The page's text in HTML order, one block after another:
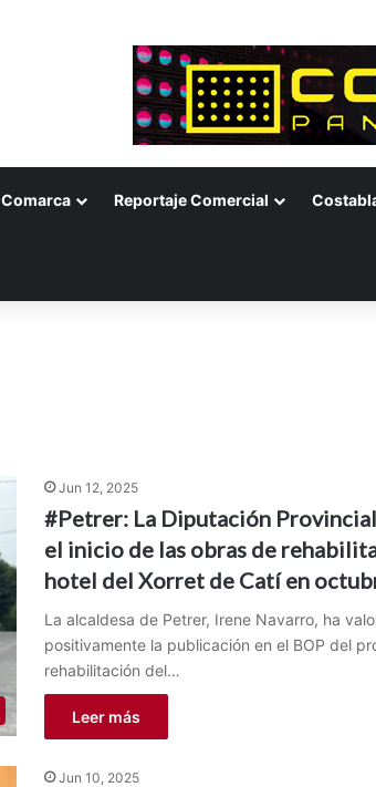
Comarca Reportaje Comercial
Jun 12, 2025
#Petrer: La Diputación
el inicio de las obras de
hotel del Xorret de Catí en
La alcaldesa de Petrer, Irene Navarro, ha
positivamente la publicación en el BOP del
rehabilitación del…
Leer más
Jun 10, 2025